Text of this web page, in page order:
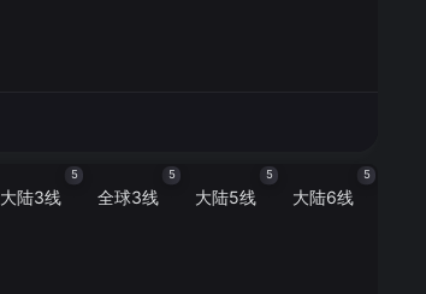
大陆3线
5
全球3线
5
大陆5线
5
大陆6线
5